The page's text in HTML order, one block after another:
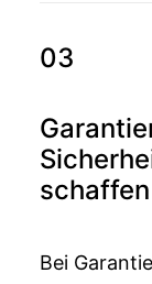
03
schaffen
Bei